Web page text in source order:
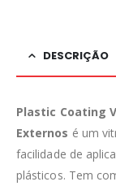
DESCRIÇÃO
Plastic Coating
Externos é um
facilidade de
plásticos. Tem